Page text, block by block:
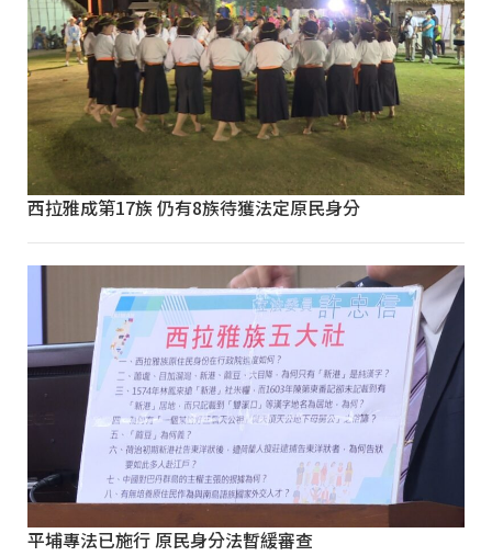
西拉雅成第17族 仍有8族待獲法定原民身分
平埔專法已施行 原民身分法暫緩審查